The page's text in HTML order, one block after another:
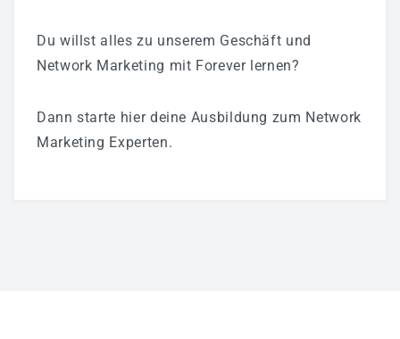
Du willst alles zu unserem Geschäft und
Network Marketing mit Forever lernen?
Dann starte hier deine Ausbildung zum Network
Marketing Experten.